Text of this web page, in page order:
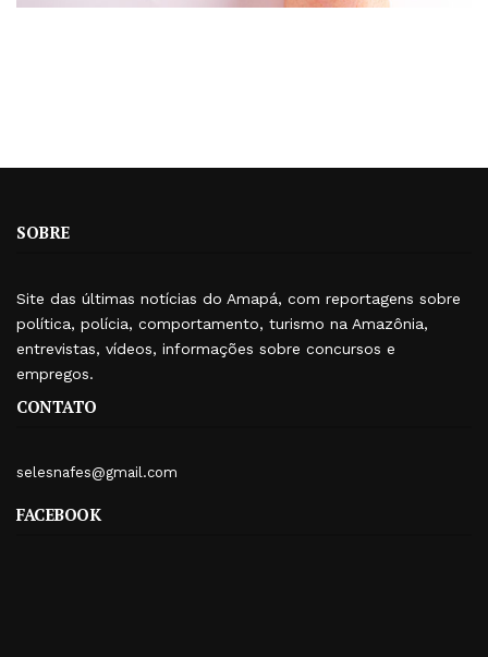
SOBRE
Site das últimas notícias do Amapá, com reportagens sobre
política, polícia, comportamento, turismo na Amazônia,
entrevistas, vídeos, informações sobre concursos e
empregos.
CONTATO
selesnafes@gmail.com
FACEBOOK